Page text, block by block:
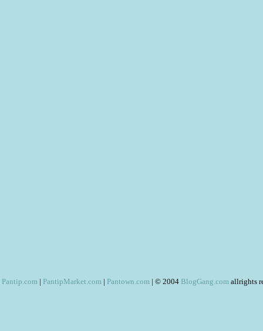
Pantip.com | PantipMarket.com | Pantown.com | © 2004 BlogGang.com allrights